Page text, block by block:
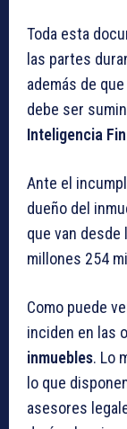
Toda esta
las partes
además de
debe ser
Inteligencia
Ante el
dueño del
que van desde
millones 254
Como puede
inciden en las
inmuebles. Lo
lo que
asesores